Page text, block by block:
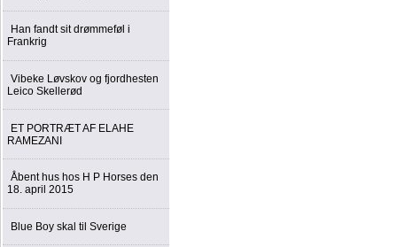
Han fandt sit drømmeføl i
Frankrig
Vibeke Løvskov og fjordhesten
Leico Skellerød
ET PORTRÆT AF ELAHE
RAMEZANI
Åbent hus hos H P Horses den
18. april 2015
Blue Boy skal til Sverige